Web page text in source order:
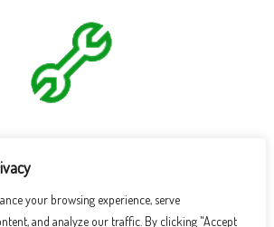
your browsing experience, serve
and analyze our traffic. By clicking "Accept